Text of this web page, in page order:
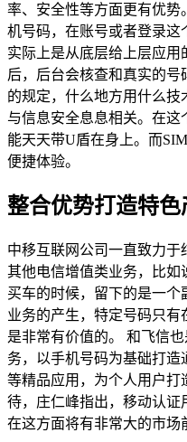
率、安全性等方面更有优
机号码，在账号或者登录
实际上是从底层给上层应
后，后台会核查和真实的
的规定，什么地方用什么
与信息安全息息相关。在
能天天带U盾在身上。而
便捷体验。
整合优势打造特色
中移互联网公司一直致力
其他电信增值类业务，比
买车的时候，留下的是一
业务的产生，特定号码只
是非常有价值的。 和飞信
务，以手机号码为基础打
等精品应用，为个人用户打
待，庄仁峰指出，移动认证
在这方面将有非常大的市场